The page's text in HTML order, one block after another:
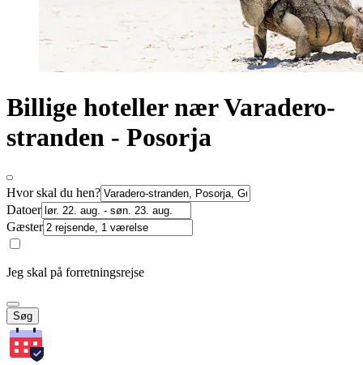
Billige hoteller nær Varadero-
stranden - Posorja
Hvor skal du hen?
Datoer
Gæster
Jeg skal på forretningsrejse
Søg